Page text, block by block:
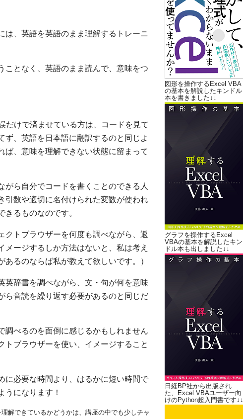
は、英語を英語のまま理解するトレーニ
ことなく、英語のまま読んで、意味をつ
だけで済ませている方は、コードを見て
ず、英語を日本語に翻訳するのと同じよ
ば、意味を理解できない状態に留まって
ら自分でコードを書くことのできる人
引数や適切に名付けられた変数が使われ
るものなのです。
クトブラウザーを何度も調べながら、返
ージするしか方法はないと、私は考え
るのならば私が教えて欲しいです。）
英辞書を調べながら、文・句が何を意味
ら音読を繰り返す必要があるのと同じだ
調べるのを面倒に感じるかもしれません
トブラウザーを使い、イメージすること
に必要な時間より、はるかに短い時間で
うになります！
解できているかどうかは、講座の中でも少しチャ
図形を操作するExcel VBA
の基本を解説したキンドル
本を書きました↓↓
グラフを操作するExcel
VBAの基本を解説したキン
ドル本も出しました↓↓
日経BP社から出版され
た、Excel VBAユーザー向
けのPython超入門書です↓↓